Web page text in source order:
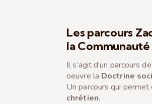
Les parcours
laCommunauté
Il s’agit d’un parcours de
oeuvre la Doctrine
Un parcours qui permet
chrétien.